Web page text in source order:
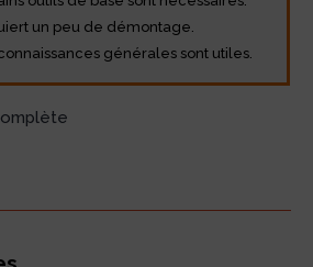
un peu de démontage.
générales sont utiles.